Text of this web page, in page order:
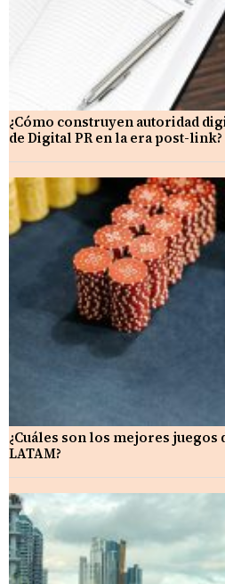
¿Cómo construyen autoridad
de Digital PR en la era post-link?
¿Cuáles son los mejores juegos
LATAM?